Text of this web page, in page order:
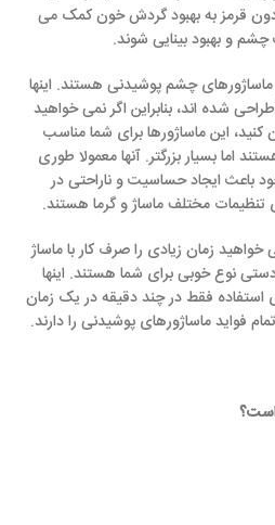
قرمز به بهبود گردش خون کمک می
و بهبود بینایی شوند.
چشم پوشیدنی هستند. اینها
شده اند، بنابراین اگر نمی خواهید
این ماساژورها برای شما مناسب
اما بسیار بزرگتر. آنها معمولا طوری
باعث ایجاد حساسیت و ناراحتی در
مختلف ماساژ و گرما هستند.
خواهید زمان زیادی را صرف کار با ماساژ
نوع خوبی برای شما هستند. اینها
فقط در چند دقیقه در یک زمان
فواید ماساژورهای پوشیدنی را دارند.